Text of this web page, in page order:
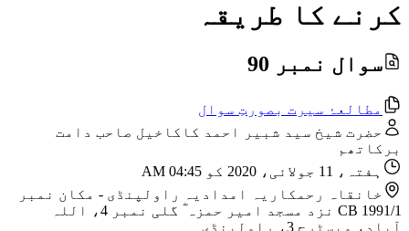
کرنے کا طریقہ
سوال نمبر 90
مطالعۂ سیرت بصورتِ سوال
حضرت شیخ سید شبیر احمد کاکاخیل صاحب دامت
برکاتھم
ہفتہ، 11 جولائی، 2020 کو 04:45 AM
خانقاہ رحمکاریہ امدادیہ راولپنڈی - مکان نمبر
CB 1991/1 نزد مسجد امیر حمزہ ؓ گلی نمبر 4، اللہ
آباد، ویسٹرج 3، راولپنڈی